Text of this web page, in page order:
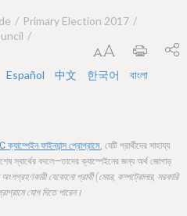
Primary Election 2017
Español 中文 한국어 বাংলা
ক্যাম্পেইন ফাইন্যান্স প্রোগ্রামে, যেটি প্রার্থীদের সাহায্য
স্বার্থের বদলে—তাদের ক্যাম্পেইনের জন্য অর্থ জোগাড়
অংশগ্রহণকারী যেকোনো প্রার্থী (মেয়র, কম্পট্রোলার, সরকারি
যোগ দিতে পারেন।